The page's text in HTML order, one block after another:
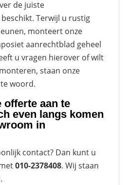
de juiste
Terwijl u rustig
monteert onze
aanrechtblad geheel
u vragen hierover of wilt
staan onze
te woord.
offerte aan te
even langs komen
in
contact? Dan kunt u
010-2378408. Wij staan